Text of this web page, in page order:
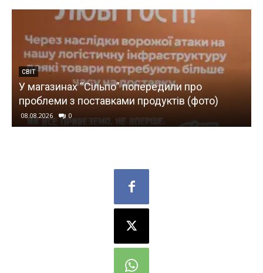
ВІЙНА
Атака на Київ і область: 3 людини загинули, 7
поранених
08.08.2026